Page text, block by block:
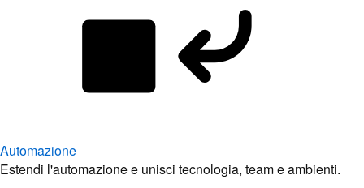
Automazione
Estendi l'automazione e unisci tecnologia, team e ambienti.